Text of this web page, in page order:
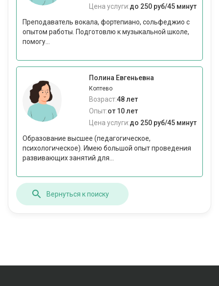
Цена услуги:до 250 руб/45 минут
Преподаватель вокала, фортепиано, сольфеджио с
опытом работы. Подготовлю к музыкальной школе,
помогу...
Полина Евгеньевна
Коптево
Возраст:48 лет
Опыт:от 10 лет
Цена услуги:до 250 руб/45 минут
Образование высшее (педагогическое,
психологическое). Имею большой опыт проведения
развивающих занятий для...
Вернуться к поиску